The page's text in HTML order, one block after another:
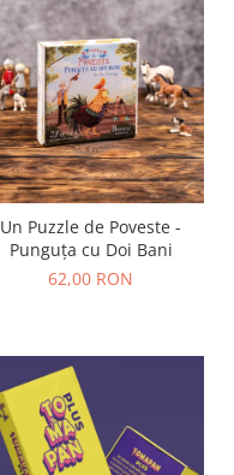
Un Puzzle de Poveste -
Punguța cu Doi Bani
62,00 RON